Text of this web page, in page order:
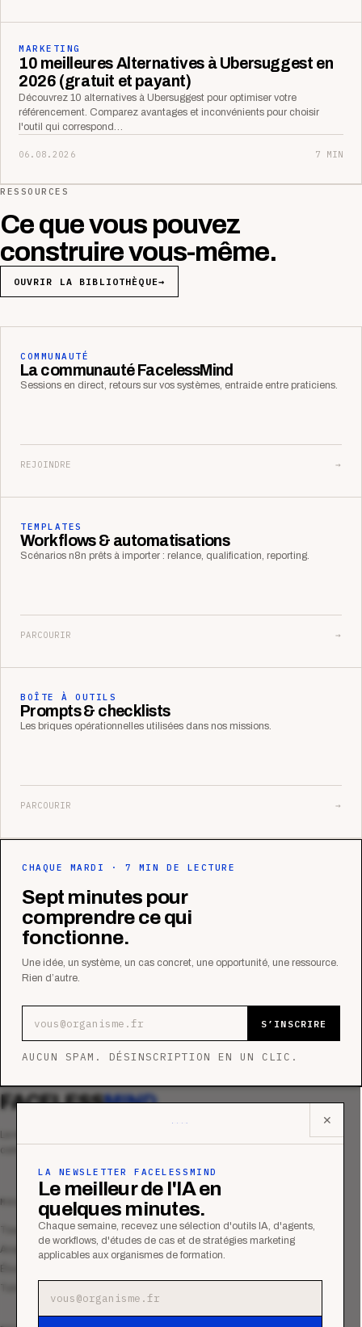
MARKETING
10 meilleures Alternatives à Ubersuggest en
2026 (gratuit et payant)
Découvrez 10 alternatives à Ubersuggest pour optimiser votre
référencement. Comparez avantages et inconvénients pour choisir
l'outil qui correspond…
06.08.2026 7 MIN
RESSOURCES
Ce que vous pouvez
construire vous-même.
OUVRIR LA BIBLIOTHÈQUE→
COMMUNAUTÉ
La communauté FacelessMind
Sessions en direct, retours sur vos systèmes, entraide entre praticiens.
REJOINDRE →
TEMPLATES
Workflows & automatisations
Scénarios n8n prêts à importer : relance, qualification, reporting.
PARCOURIR →
BOÎTE À OUTILS
Prompts & checklists
Les briques opérationnelles utilisées dans nos missions.
PARCOURIR →
CHAQUE MARDI · 7 MIN DE LECTURE
Sept minutes pour
comprendre ce qui
fonctionne.
Une idée, un système, un cas concret, une opportunité, une ressource.
Rien d’autre.
S’INSCRIRE
AUCUN SPAM. DÉSINSCRIPTION EN UN CLIC.
✕
LA NEWSLETTER FACELESSMIND
Le meilleur de l'IA en
quelques minutes.
Chaque semaine, recevez une sélection d'outils IA, d'agents,
de workflows, d'études de cas et de stratégies marketing
applicables aux organismes de formation.
FACELESSMIND
commerciale des organismes de formation.
MAGAZINE
Tous les articles
Analyses
Tutoriels